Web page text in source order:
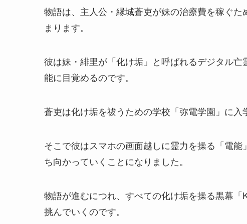
物語は、主人公・縁城蒼吏が妹の治療費を稼ぐ
まります。
彼は妹・緋里が「化け垢」と呼ばれるデジタル
能に目覚めるのです。
蒼吏は化け垢を祓うための学校「弥電学園」に入
そこで彼はスマホの画面越しに霊力を操る「電
ち向かっていくことになりました。
物語が進むにつれ、すべての化け垢を操る黒幕
挑んでいくのです。